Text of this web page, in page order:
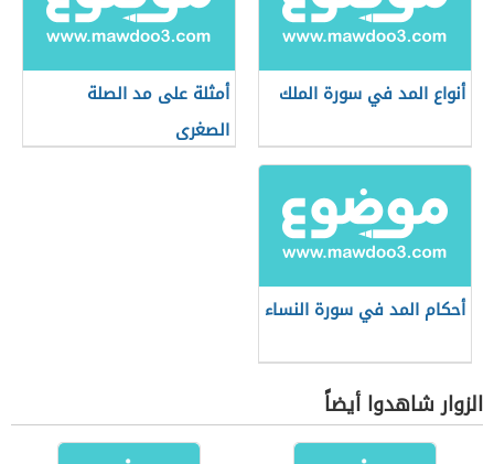
أنواع المد في سورة الملك
أمثلة على مد الصلة
الصغرى
أحكام المد في سورة النساء
الزوار شاهدوا أيضاً